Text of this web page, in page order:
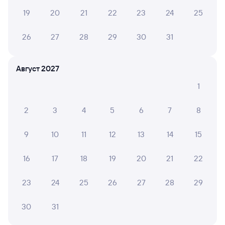
19 20 21 22 23 24 25
26 27 28 29 30 31
Август 2027
1
2 3 4 5 6 7 8
9 10 11 12 13 14 15
16 17 18 19 20 21 22
23 24 25 26 27 28 29
30 31